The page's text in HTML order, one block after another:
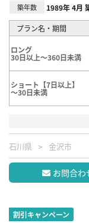
築年数 1989年 4月
プラン名・期間
ロング
30日以上～360日未満
ショート【7日以上】
～30日未満
石川県 金沢市
お問合わ
割引キャンペーン